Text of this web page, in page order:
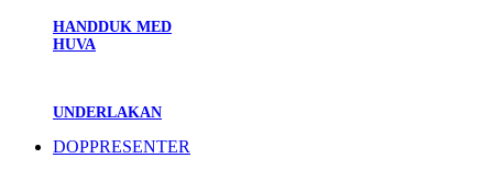
HANDDUK MED
HUVA
UNDERLAKAN
DOPPRESENTER